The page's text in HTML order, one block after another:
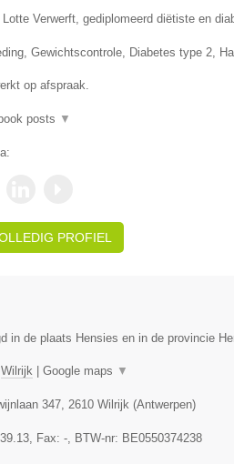
Verwerft, gediplomeerd diëtiste en
Gewichtscontrole, Diabetes type 2,
op afspraak.
posts ▼
PROFIEL
in de plaats Hensies en in de provincie
Wilrijk| Google maps ▼
347, 2610 Wilrijk(Antwerpen)
, Fax: -, BTW-nr: BE0550374238